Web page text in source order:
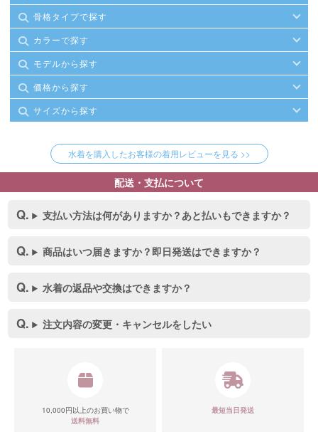
骨格タイプで探す
カラーで探す
モデルから探す
価格から探す
サイズから探す
水着を購入したお客様の着用レビューを見る >>
配送・支払について
支払い方法は何がありますか？あと払いもできますか？
商品はいつ届きますか？即日発送はできますか？
水着の返品や交換はできますか？
注文内容の変更・キャンセルをしたい
10,000円以上のお買い物で
送料無料
最短当日発送